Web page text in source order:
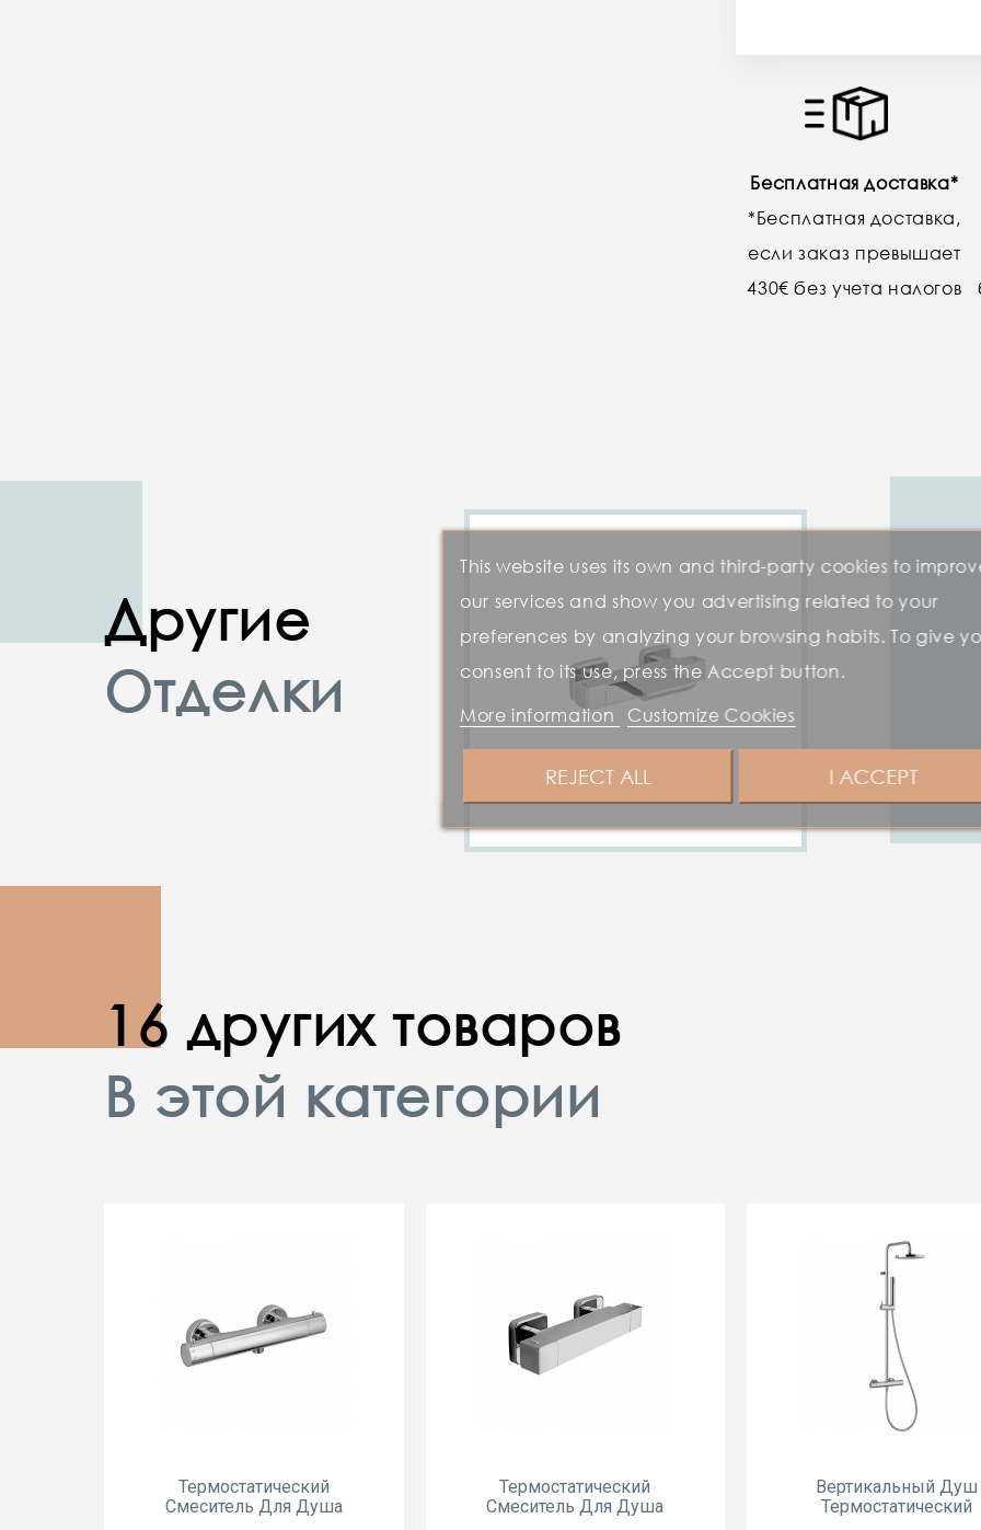
This website uses its own and third-party cookies to
our services and show you advertising related to your
preferences by analyzing your browsing habits. To give
consent to its use, press the Accept button.
More information
Customize Cookies
REJECT ALL I ACCEPT
Бесплатная доставка*
*Бесплатная доставка,
если заказ превышает
430€ без учета налогов
Другие
Отделки
16 других товаров
В этой категории
Термостатический
Смеситель Для Душа
Термостатический
Смеситель Для Душа
Вертикальный Душ
Термостатический